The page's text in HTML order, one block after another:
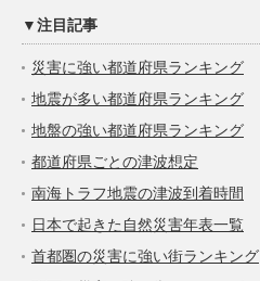
▼注目記事
災害に強い都道府県ランキング
地震が多い都道府県ランキング
地盤の強い都道府県ランキング
都道府県ごとの津波想定
南海トラフ地震の津波到着時間
日本で起きた自然災害年表一覧
首都圏の災害に強い街ランキング